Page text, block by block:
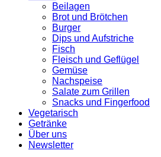
Beilagen
Brot und Brötchen
Burger
Dips und Aufstriche
Fisch
Fleisch und Geflügel
Gemüse
Nachspeise
Salate zum Grillen
Snacks und Fingerfood
Vegetarisch
Getränke
Über uns
Newsletter